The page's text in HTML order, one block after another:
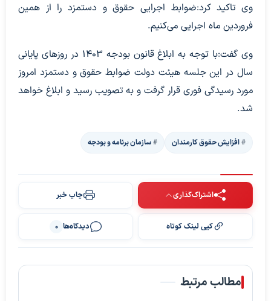
وی تاکید کرد:ضوابط اجرایی حقوق و دستمزد را از همین
فروردین ماه اجرایی می‌کنیم.
وی گفت:با توجه به ابلاغ قانون بودجه ۱۴۰۳ در روزهای پایانی
سال در این جلسه هیئت دولت ضوابط حقوق و دستمزد امروز
مورد رسیدگی فوری قرار گرفت و به تصویب رسید و ابلاغ خواهد
شد.
افزایش حقوق کارمندان سازمان برنامه و بودجه
اشتراک‌گذاری چاپ خبر
کپی لینک کوتاه دیدگاه‌ها 0
مطالب مرتبط